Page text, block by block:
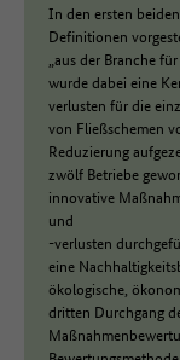
In den ersten
Definitionen
„aus der Branche
wurde dabei eine
verlusten für die
von Fließschemen
Reduzierung
zwölf Betriebe
innovative
und
-verlusten
eine
ökologische,
dritten Durchgang